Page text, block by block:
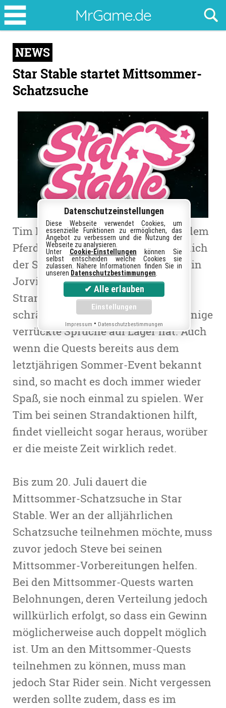
MrGame.de
Star
Stable
startet
Mittsommer-
Schatzsuche
NEWS
Star Stable startet Mittsommer-
Schatzsuche
Tim Hooper ist wieder da. Auch in dem
Pferdespiel Star Stable ist nun endlich
der Sommer eingetroffen. Wer sich in
Jorvik auf den Weg zum Fort Pinta
Strand begibt, trifft dort auf den
schrägen Tim Hooper, der immer einige
verrückte Sprüche auf Lager hat. Auch
wenn die Quests bereits aus dem
letztjährigen Sommer-Event bekannt
sind, so macht es doch immer wieder
Spaß, sie noch einmal zu spielen. Wer
Tim bei seinen Strandaktionen hilft,
findet vielleicht sogar heraus, worüber
er die meiste Zeit wirklich redet.
Bis zum 20. Juli dauert die
Mittsommer-Schatzsuche in Star
Stable. Wer an der alljährlichen
Schatzsuche teilnehmen möchte, muss
zuvor jedoch Steve bei seinen
Mittsommer-Vorbereitungen helfen.
Bei den Mittsommer-Quests warten
Belohnungen, deren Verteilung jedoch
willkürlich erfolgt, so dass ein Gewinn
möglicherweise auch doppelt möglich
ist. Um an den Mittsommer-Quests
teilnehmen zu können, muss man
jedoch Star Rider sein. Nicht vergessen
werden sollte zudem, dass es im
Datenschutzeinstellungen
Diese Webseite verwendet Cookies, um
essenzielle Funktionen zu ermöglichen, das
Angebot zu verbessern und die Nutzung der
Webseite zu analysieren.
Unter Cookie-Einstellungen können Sie
selbst entscheiden welche Cookies sie
zulassen. Nähere Informationen finden Sie in
unseren Datenschutzbestimmungen
Impressum • Datenschutzbestimmungen